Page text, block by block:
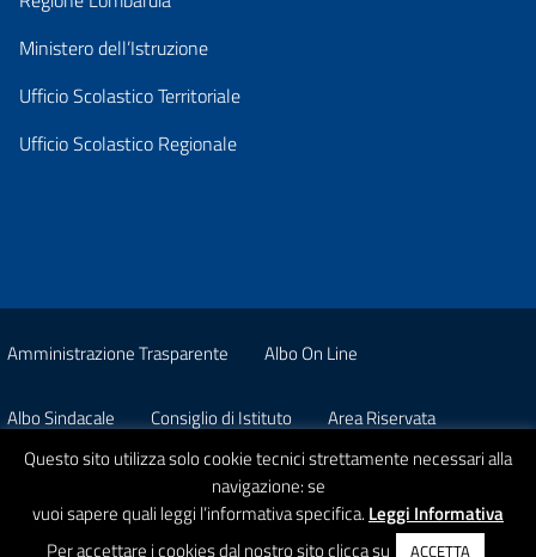
Ministero dell’Istruzione
Ufficio Scolastico Territoriale
Ufficio Scolastico Regionale
Amministrazione Trasparente Albo On Line
Albo Sindacale Consiglio di Istituto Area Riservata
© 2026 Istituto Comprensivo Statale A. Strobino
Questo sito utilizza solo cookie tecnici strettamente necessari alla
navigazione: se
vuoi sapere quali leggi l’informativa specifica. Leggi Informativa
Per accettare i cookies dal nostro sito clicca su
ACCETTA